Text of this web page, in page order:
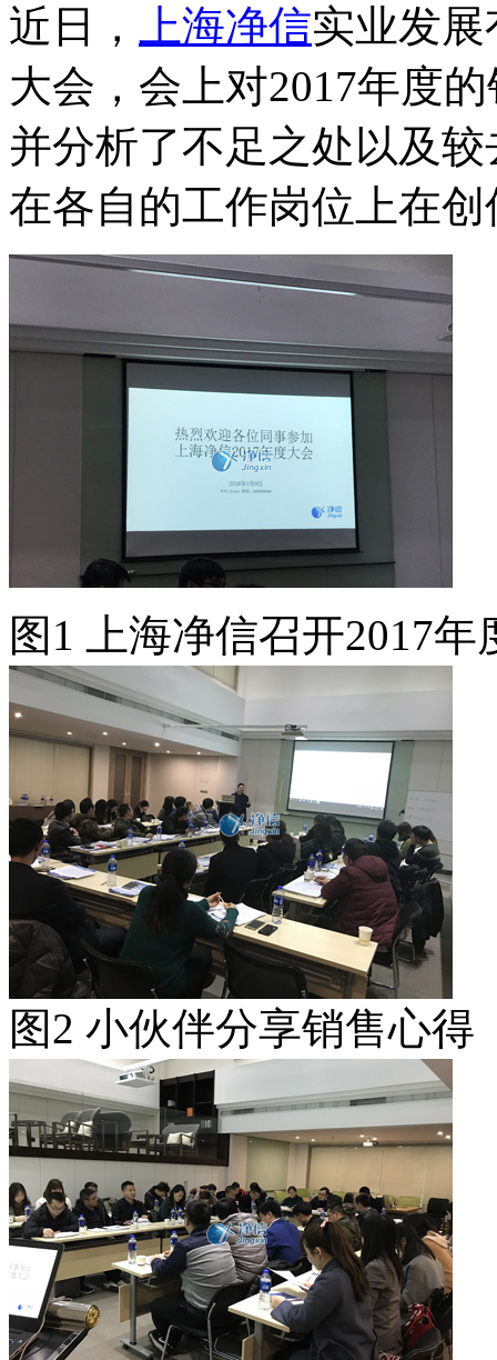
近日，
上海净信实业发
大会，会上对2017年度
并分析了不足之处以及
在各自的工作岗位上在创
图1 上海净信召开2017年
图2 小伙伴分享销售心得